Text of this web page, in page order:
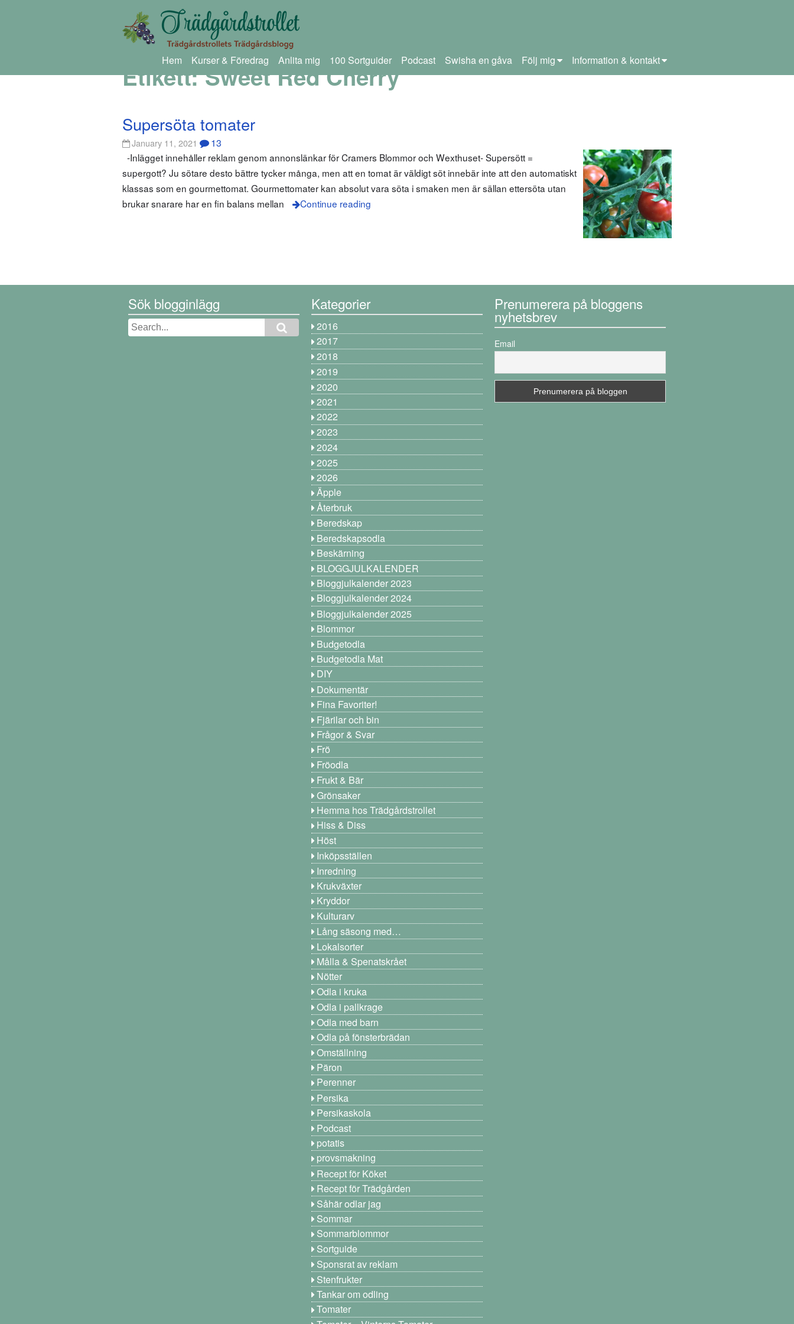
Hem Kurser & Föredrag Anlita mig 100 Sortguider Podcast Swisha en gåva Följ mig Information & kontakt
Etikett:Sweet Red Cherry
Supersöta tomater
January 11, 2021 13
-Inlägget innehåller reklam genom annonslänkar för Cramers Blommor och Wexthuset- Supersött =
supergott? Ju sötare desto bättre tycker många, men att en tomat är väldigt söt innebär inte att den automatiskt
klassas som en gourmettomat. Gourmettomater kan absolut vara söta i smaken men är sällan ettersöta utan
brukar snarare har en fin balans mellan
Continue reading
Sök blogginlägg Kategorier
2016
2017
2018
2019
2020
2021
2022
2023
2024
2025
2026
Äpple
Återbruk
Beredskap
Beredskapsodla
Beskärning
BLOGGJULKALENDER
Bloggjulkalender 2023
Bloggjulkalender 2024
Bloggjulkalender 2025
Blommor
Budgetodla
Budgetodla Mat
DIY
Dokumentär
Fina Favoriter!
Fjärilar och bin
Frågor & Svar
Frö
Fröodla
Frukt & Bär
Grönsaker
Hemma hos Trädgårdstrollet
Hiss & Diss
Höst
Inköpsställen
Inredning
Krukväxter
Kryddor
Kulturarv
Lång säsong med…
Lokalsorter
Målla & Spenatskrået
Nötter
Odla i kruka
Odla i pallkrage
Odla med barn
Odla på fönsterbrädan
Omställning
Päron
Perenner
Persika
Persikaskola
Podcast
potatis
provsmakning
Recept för Köket
Recept för Trädgården
Såhär odlar jag
Sommar
Sommarblommor
Sortguide
Sponsrat av reklam
Stenfrukter
Tankar om odling
Tomater
Prenumerera på bloggens
nyhetsbrev
Email